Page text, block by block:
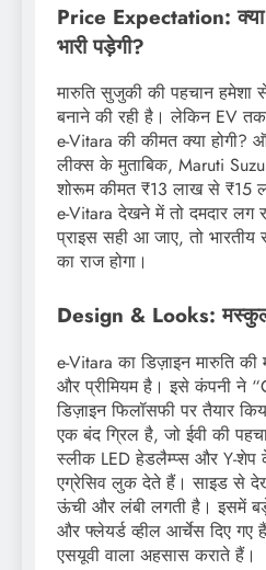
Price Expectation:
भारी पड़ेगी?
मारुति सुजुकी की पहचान हमेशा
बनाने की रही है। लेकिन EV
e-Vitara की कीमत क्या होगी?
लीक्स के मुताबिक, Maruti
शोरूम कीमत ₹13 लाख से ₹15
e-Vitara देखने में तो दमदार लग
प्राइस सही आ जाए, तो
का राज होगा।
Design & Looks:
e-Vitara का डिज़ाइन मारुति
और प्रीमियम है। इसे कंपनी ने
डिज़ाइन फिलॉसफी पर तैयार
एक बंद ग्रिल है, जो ईवी की
स्लीक LED हेडलैम्प्स और Y-शेप
एग्रेसिव लुक देते हैं। साइड से
ऊंची और लंबी लगती है। इसमें
और फ्लेयर्ड व्हील आर्चेस दिए
एसयूवी वाला अहसास कराते हैं।